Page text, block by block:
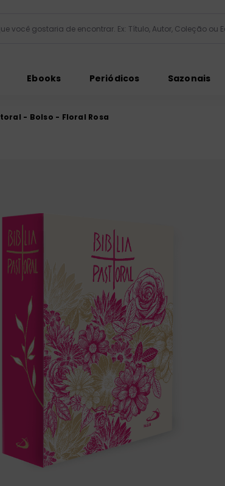
Ebooks Periódicos Sazonais
- Bolso - Floral Rosa
pastoral
horas